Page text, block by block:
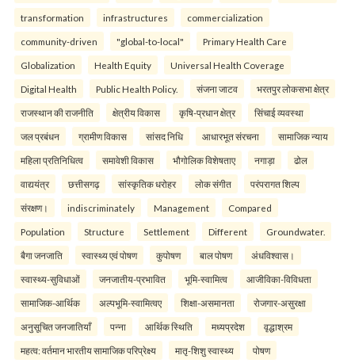
transformation infrastructures commercialization
community-driven "global-to-local" Primary Health Care
Globalization Health Equity Universal Health Coverage
Digital Health Public Health Policy. संजना जाटव भरतपुर लोकसभा क्षेत्र
राजस्थान की राजनीति क्षेत्रीय विकास कृषि-प्रधान क्षेत्र सिंचाई व्यवस्था
जल प्रबंधन ग्रामीण विकास सांसद निधि आधारभूत संरचना सामाजिक न्याय
महिला प्रतिनिधित्व समावेशी विकास भौगोलिक विशेषताए नगाड़ा ढोल
वाद्ययंत्र छत्तीसगढ़ सांस्कृतिक धरोहर लोक संगीत परंपरागत शिल्प
संरक्षण। indiscriminately Management Compared
Population Structure Settlement Different Groundwater.
बैगा जनजाति स्वास्थ्य एवं पोषण कुपोषण बाल पोषण अंधविश्वास।
स्वास्थ्य-सुविधाओं जनजातीय-प्रभावित भूमि-स्वामित्व आजीविका-विविधता
सामाजिक-आर्थिक अल्पभूमि-स्वामित्वए शिक्षा-असमानता रोजगार-असुरक्षा
अनुसूचित जनजातियाँ पन्ना आर्थिक स्थिति मध्यप्रदेश वृद्धाश्रम
महत्व: वर्तमान भारतीय सामाजिक परिप्रेक्ष्य मातृ-शिशु स्वास्थ्य पोषण